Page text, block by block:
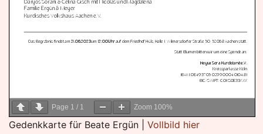
Page 1 / 1 Zoom 100%
Gedenkkarte für Beate Ergün | Vollbild hier